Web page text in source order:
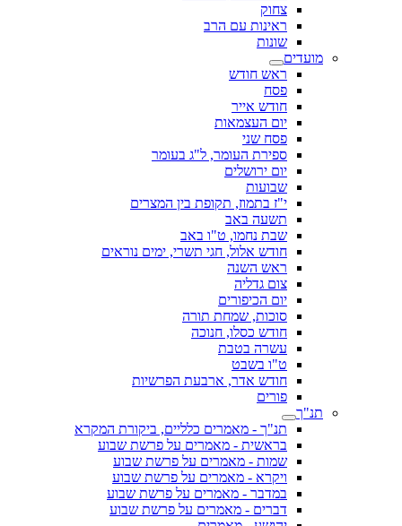
צחוק
ראינות עם הרב
שונות
מועדים
ראש חודש
פסח
חודש אייר
יום העצמאות
פסח שני
ספירת העומר, ל"ג בעומר
יום ירושלים
שבועות
י"ז בתמוז, תקופת בין המצרים
תשעה באב
שבת נחמו, ט"ו באב
חודש אלול, חגי תשרי, ימים נוראים
ראש השנה
צום גדליה
יום הכיפורים
סוכות, שמחת תורה
חודש כסלו, חנוכה
עשרה בטבת
ט"ו בשבט
חודש אדר, ארבעת הפרשיות
פורים
תנ"ך
תנ"ך - מאמרים כלליים, ביקורת המקרא
בראשית - מאמרים על פרשת שבוע
שמות - מאמרים על פרשת שבוע
ויקרא - מאמרים על פרשת שבוע
במדבר - מאמרים על פרשת שבוע
דברים - מאמרים על פרשת שבוע